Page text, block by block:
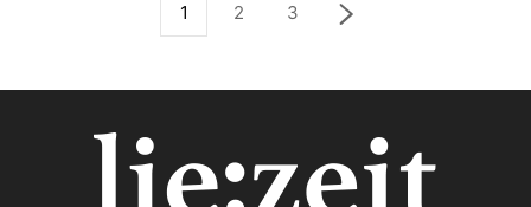
1 2 3